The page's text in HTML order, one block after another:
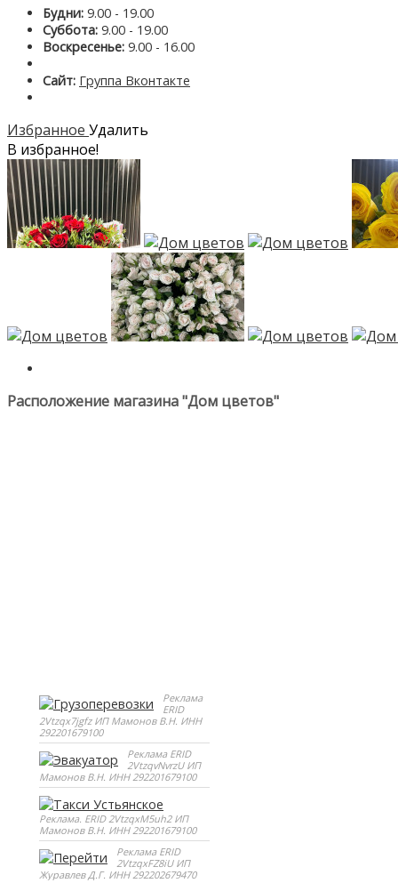
Будни: 9.00 - 19.00
Суббота: 9.00 - 19.00
Воскресенье: 9.00 - 16.00
Сайт: Группа Вконтакте
Избранное Удалить
В избранное!
Расположение магазина "Дом цветов"
Реклама
ERID
2Vtzqx7jgfz ИП Мамонов В.Н. ИНН
292201679100
Реклама ERID
2VtzqvNvrzU ИП
Мамонов В.Н. ИНН 292201679100
Реклама. ERID 2VtzqxM5uh2 ИП
Мамонов В.Н. ИНН 292201679100
Реклама ERID
2VtzqxFZ8iU ИП
Журавлев Д.Г. ИНН 292202679470